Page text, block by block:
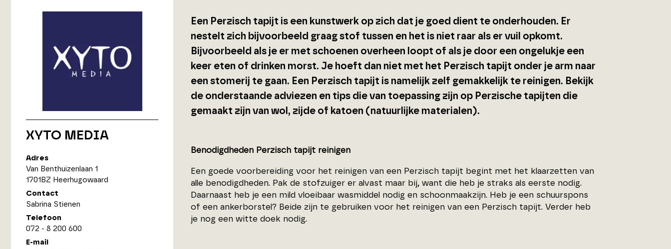
XYTO MEDIA
Adres
Van Benthuizenlaan 1
1701BZ Heerhugowaard
Contact
Sabrina Stienen
Telefoon
072 - 8 200 600
E-mail
Een Perzisch tapijt is een kunstwerk op zich dat je goed dient te onderhouden. Er
nestelt zich bijvoorbeeld graag stof tussen en het is niet raar als er vuil opkomt.
Bijvoorbeeld als je er met schoenen overheen loopt of als je door een ongelukje een
keer eten of drinken morst. Je hoeft dan niet met het Perzisch tapijt onder je arm naar
een stomerij te gaan. Een Perzisch tapijt is namelijk zelf gemakkelijk te reinigen. Bekijk
de onderstaande adviezen en tips die van toepassing zijn op Perzische tapijten die
gemaakt zijn van wol, zijde of katoen (natuurlijke materialen).
Benodigdheden Perzisch tapijt reinigen
Een goede voorbereiding voor het reinigen van een Perzisch tapijt begint met het klaarzetten van
alle benodigdheden. Pak de stofzuiger er alvast maar bij, want die heb je straks als eerste nodig.
Daarnaast heb je een mild vloeibaar wasmiddel nodig en schoonmaakzijn. Heb je een schuurspons
of een ankerborstel? Beide zijn te gebruiken voor het reinigen van een Perzisch tapijt. Verder heb
je nog een witte doek nodig.